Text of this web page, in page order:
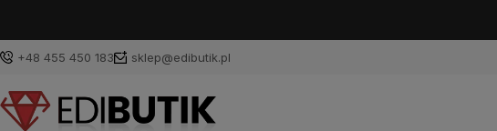
+48 455 450 183 sklep@edibutik.pl